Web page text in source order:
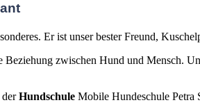
Er ist unser bester Freund,
zwischen Hund und Mensch.
derHundschule Mobile Hundeschule Petra